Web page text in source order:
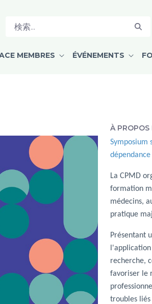
MEMBRES ÉVÉNEMENTS
À PROPOS
Symposium
La CPMD
formation
médecins,
pratique
Présentant
recherche,
favoriser le
troubles